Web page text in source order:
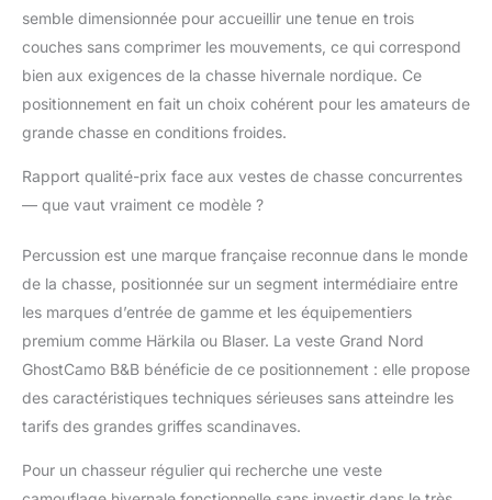
semble dimensionnée pour accueillir une tenue en trois
couches sans comprimer les mouvements, ce qui correspond
bien aux exigences de la chasse hivernale nordique. Ce
positionnement en fait un choix cohérent pour les amateurs de
grande chasse en conditions froides.
Rapport qualité-prix face aux vestes de chasse concurrentes
— que vaut vraiment ce modèle ?
Percussion est une marque française reconnue dans le monde
de la chasse, positionnée sur un segment intermédiaire entre
les marques d’entrée de gamme et les équipementiers
premium comme Härkila ou Blaser. La veste Grand Nord
GhostCamo B&B bénéficie de ce positionnement : elle propose
des caractéristiques techniques sérieuses sans atteindre les
tarifs des grandes griffes scandinaves.
Pour un chasseur régulier qui recherche une veste